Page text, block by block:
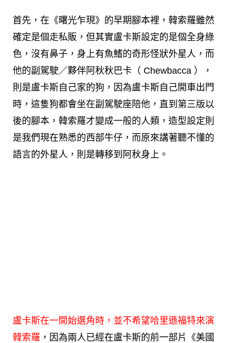
首先，在《曙光乍現》的早期腳本裡，韓索羅雖然
確定是個走私販，但其實盧卡斯設定的是個全身綠
色，沒有鼻子，身上有魚鰭的奇形怪狀外星人，而
他的副駕駛／夥伴阿秋秋巴卡（ Chewbacca ），
則是盧卡斯自己家的狗，因為盧卡斯自己開車出門
時，這隻狗都會坐在副駕駛座陪他，直到第三版以
後的腳本，韓索羅才變成一般的人類，造型設定則
是我們現在熟悉的西部牛仔，而原來講著聽不懂的
語言的外星人，則是轉移到阿秋身上。
盧卡斯在一開始選角時，並不希望哈里遜福特來演
韓索羅 ，因為兩人已經在盧卡斯的前一部片《美國